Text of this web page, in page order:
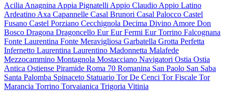
Acilia Anagnina Appia Pignatelli Appio Claudio Appio Latino
Ardeatino Axa Capannelle Casal Brunori Casal Palocco Castel
Fusano Castel Porziano Cecchignola Decima Divino Amore Don
Bosco Dragona Dragoncello EurEur Fermi Eur Torrino Falcognana
Fonte Laurentina Fonte Meravigliosa Garbatella Grotta Perfetta
Infernetto Laurentina Laurentino Madonnetta Malafede
Mezzocammino Montagnola Mostacciano Navigatori Ostia Ostia
Antica Ostiense Piramide Roma 70 Romanina San Paolo San Saba
Santa Palomba Spinaceto Statuario Tor De Cenci Tor Fiscale Tor
Marancia Torrino Torvaianica Trigoria Vitinia